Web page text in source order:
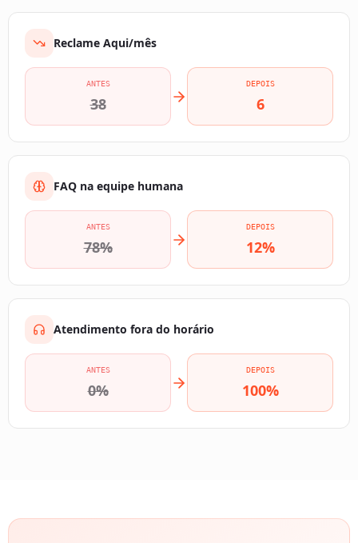
Reclame Aqui/mês
ANTES
38
DEPOIS
6
FAQ na equipe humana
ANTES
78%
DEPOIS
12%
Atendimento fora do horário
ANTES
0%
DEPOIS
100%